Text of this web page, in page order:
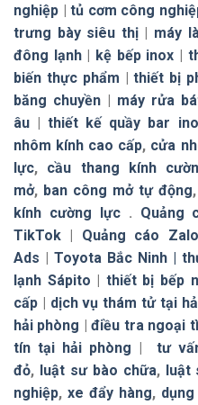
nghiệp | tủ cơm công
trưng bày siêu thị| máy
đông lạnh| kệ bếp inox |
biến thực phẩm |thiết bị
băng chuyền | máy rửa
âu |thiết kế quầy bar
nhôm kính cao cấp, cửa
lực, cầu thang kính
mở, ban công mở tự động
kính cường lực. Quảng
TikTok | Quảng cáo
Ads | Toyota Bắc Ninh |
lạnh Sápito | thiết bị bếp
cấp | dịch vụ thám tử tại
hải phòng |điều tra ngoại
tín tại hải phòng | tư
đỏ, luật sư bào chữa, luật
nghiệp, xe đẩy hàng,